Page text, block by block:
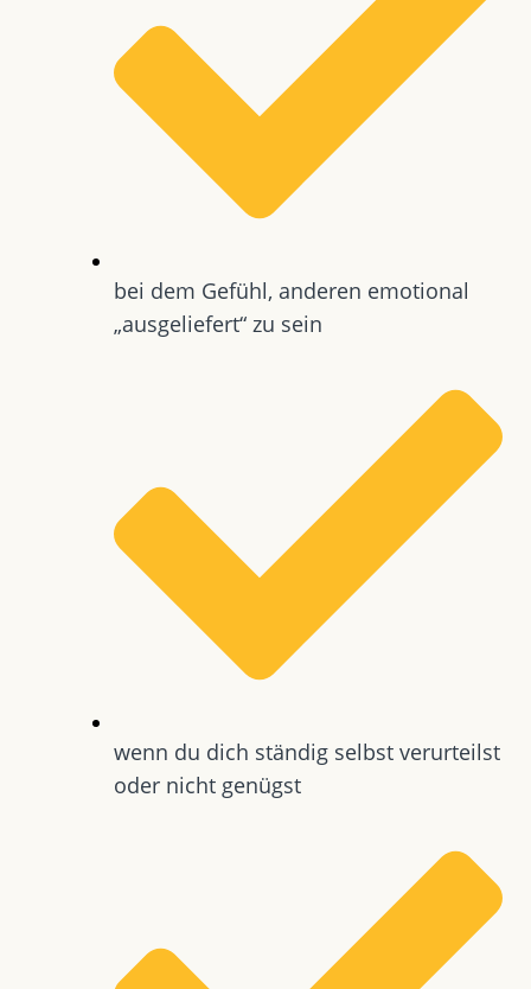
bei dem Gefühl, anderen emotional
„ausgeliefert“ zu sein
wenn du dich ständig selbst verurteilst
oder nicht genügst